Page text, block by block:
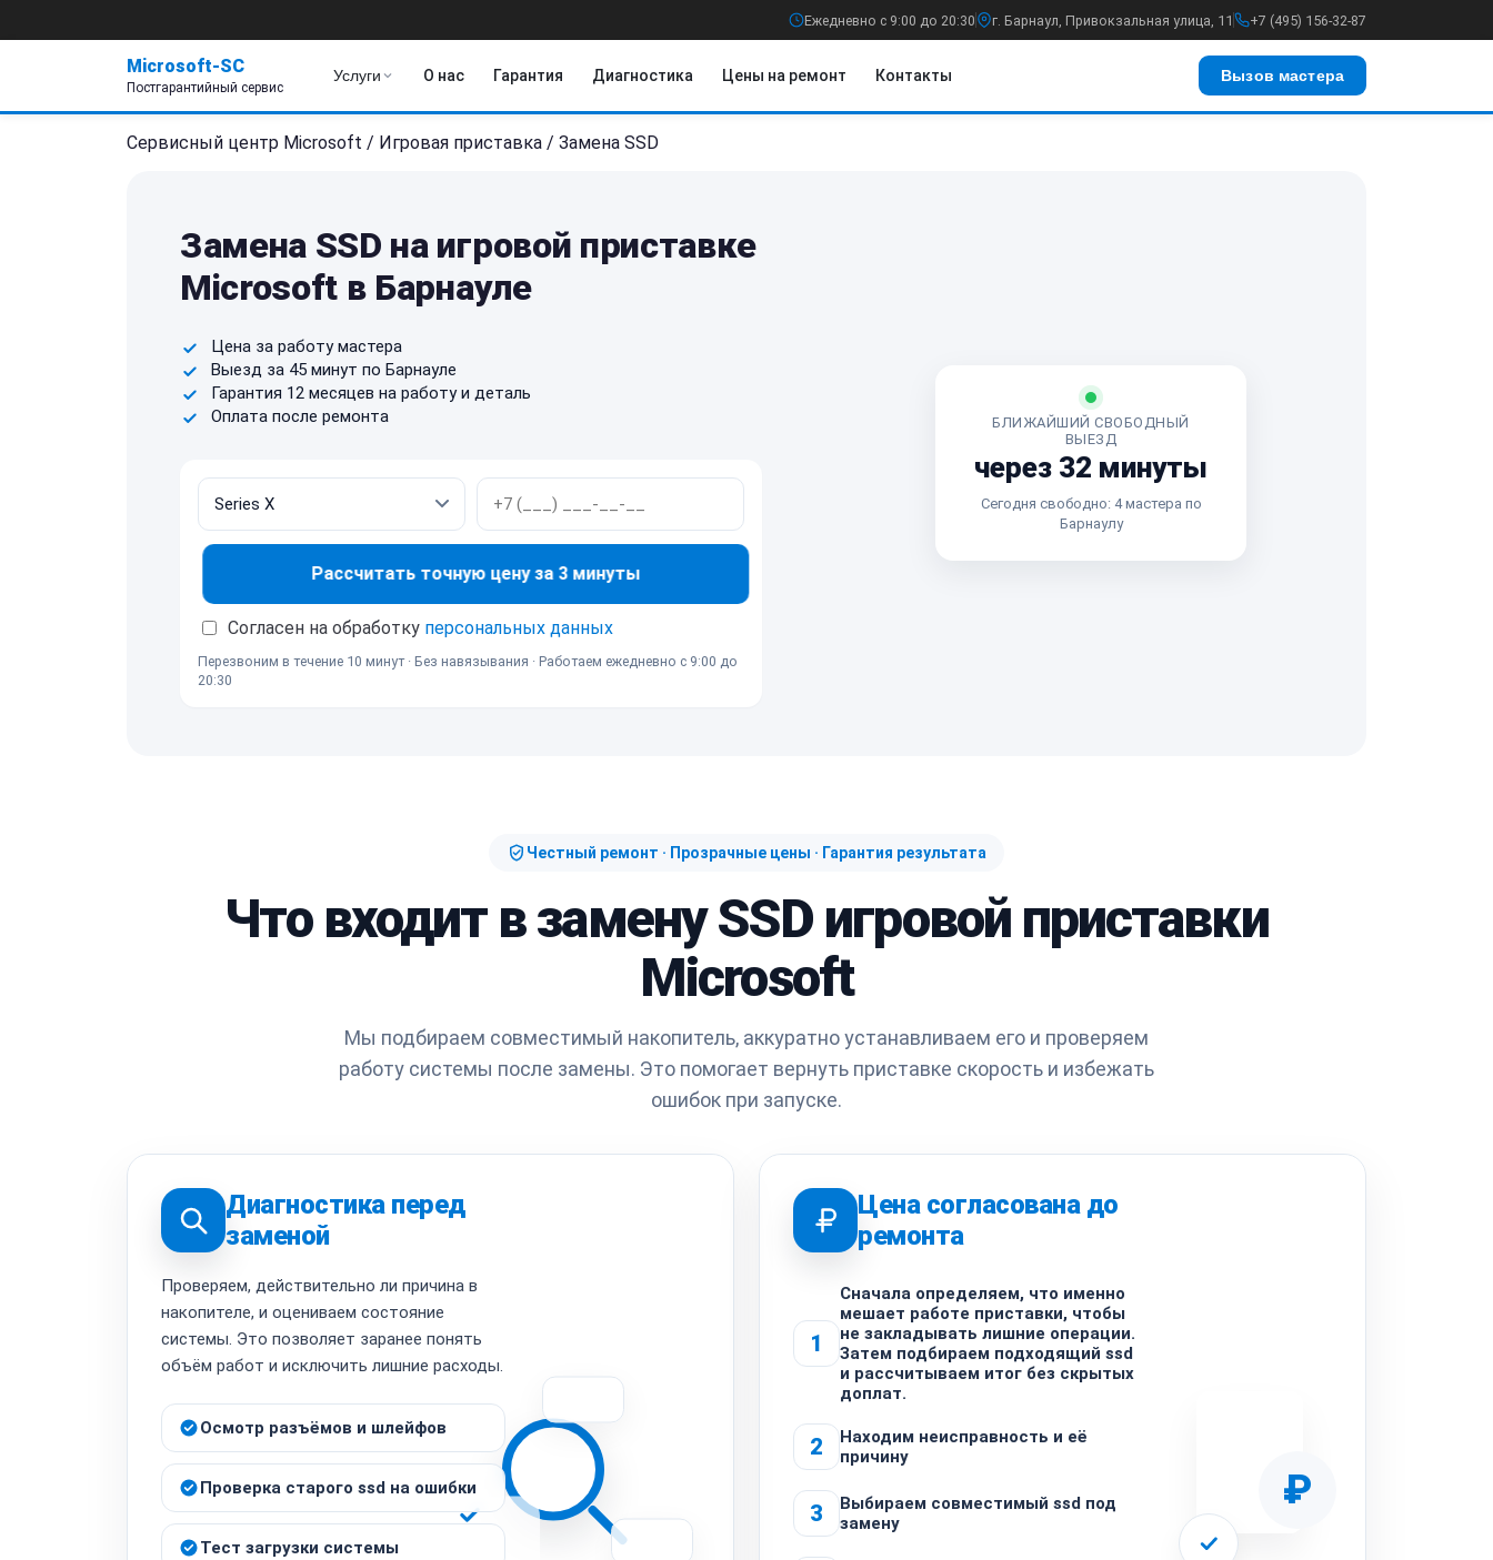
Ежедневно с 9:00 до 20:30 г. Барнаул, Привокзальная улица, 11 +7 (495) 156-32-87
Microsoft-SC
Постгарантийный сервис
Услуги О нас Гарантия Диагностика Цены на ремонт Контакты Вызов мастера
Сервисный центр Microsoft / Игровая приставка / Замена SSD
Замена SSD на игровой приставке
Microsoft в Барнауле
Цена за работу мастера
Выезд за 45 минут по Барнауле
Гарантия 12 месяцев на работу и деталь
Оплата после ремонта
Рассчитать точную цену за 3 минуты
Согласен на обработку персональных данных
Перезвоним в течение 10 минут · Без навязывания · Работаем ежедневно с 9:00 до
20:30
БЛИЖАЙШИЙ СВОБОДНЫЙ
ВЫЕЗД
через 32 минуты
Сегодня свободно: 4 мастера по
Барнаулу
Честный ремонт · Прозрачные цены · Гарантия результата
Что входит в замену SSD игровой приставки
Microsoft
Мы подбираем совместимый накопитель, аккуратно устанавливаем его и проверяем
работу системы после замены. Это помогает вернуть приставке скорость и избежать
ошибок при запуске.
Диагностика перед
заменой
Проверяем, действительно ли причина в
накопителе, и оцениваем состояние
системы. Это позволяет заранее понять
объём работ и исключить лишние расходы.
Осмотр разъёмов и шлейфов
Проверка старого ssd на ошибки
Тест загрузки системы
Цена согласована до
ремонта
1
Сначала определяем, что именно
мешает работе приставки, чтобы
не закладывать лишние операции.
Затем подбираем подходящий ssd
и рассчитываем итог без скрытых
доплат.
2
Находим неисправность и её
причину
3
Выбираем совместимый ssd под
замену
₽